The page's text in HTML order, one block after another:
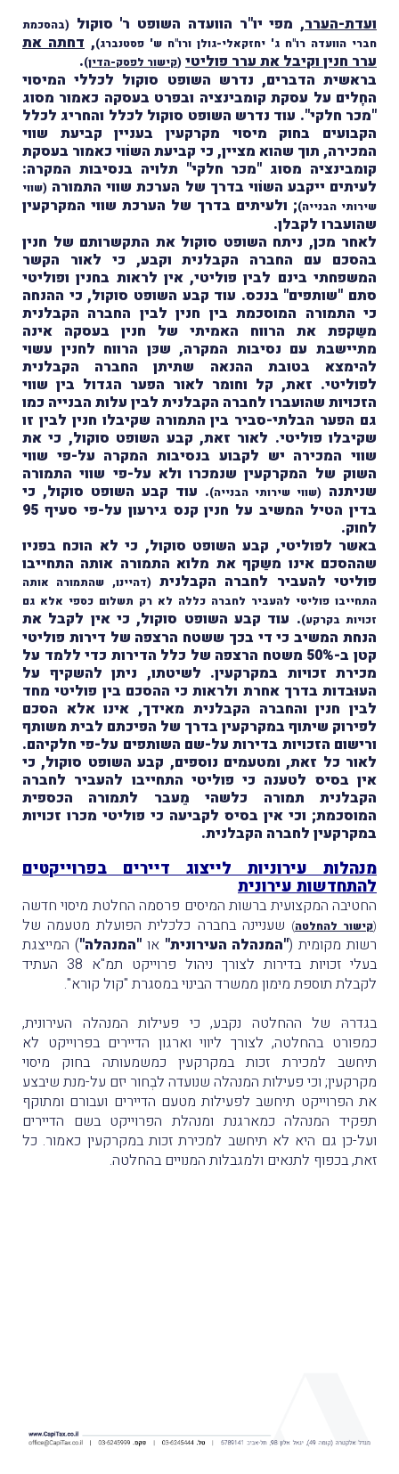
ועדת-הערר, מפי יו"ר הוועדה השופט ר' סוקול (בהסכמת
חברי הוועדה רו"ח ג' יחזקאלי-גולן ורו"ח ש' פסטנברג), דחתה את
ערר חנין וקיבל את ערר פוליטי (קישור לפסק-הדין)
.
בראשית הדברים, נדרש השופט סוקול לכללי המיסוי
החָלים על עסקת קומבינציה ובפרט בעסקה כאמור מסוג
"מכר חלקי". עוד נדרש השופט סוקול לכלל והחריג לכלל
הקבועים בחוק מיסוי מקרקעין בעניין קביעת שווי
המכירה, תוך שהוא מציין, כי קביעת השוֹוי כאמור בעסקת
קומבינציה מסוג "מכר חלקי" תלויה בנסיבות המקרה:
לעיתים ייקבע השוֹוי בדרך של הערכת שווי התמורה (שווי
שירותי הבנייה); ולעיתים בדרך של הערכת שווי המקרקעין
שהועברו לקבלן.
לאחר מכן, ניתח השופט סוקול את התקשרותם של חנין
בהסכם עם החברה הקבלנית וקבע, כי לאור הקשר
המשפחתי בינם לבין פוליטי, אין לראות בחנין ופוליטי
סתם "שותפים" בנכס. עוד קבע השופט סוקול, כי ההנחה
כי התמורה המוסכמת בין חנין לבין החברה הקבלנית
משַקפת את הרווח האמיתי של חנין בעסקה אינה
מתיישבת עם נסיבות המקרה, שכּן הרווח לחנין עשוי
להימצא בטובת ההנאה שתיתן החברה הקבלנית
לפוליטי. זאת, קל וחומר לאור הפער הגדול בין שווי
הזכויות שהועברו לחברה הקבלנית לבין עלות הבנייה כמו
גם הפער הבלתי-סביר בין התמורה שקיבלו חנין לבין זו
שקיבלו פוליטי. לאור זאת, קבע השופט סוקול, כי את
שווי המכירה יש לקבוע בנסיבות המקרה על-פי שווי
השוק של המקרקעין שנמכרו ולא על-פי שווי התמורה
שניתנה (שווי שירותי הבנייה). עוד קבע השופט סוקול, כי
בדין הטיל המשיב על חנין קנס גירעון על-פי סעיף 95
לחוק.
באשר לפוליטי, קבע השופט סוקול, כי לא הוכח בפניו
שההסכם אינו משַקף את מלוא התמורה אותה התחייבו
פוליטי להעביר לחברה הקבלנית (דהיינו, שהתמורה אותה
התחייבו פוליטי להעביר לחברה כללה לא רק תשלום כספי אלא גם
זכויות בקרקע). עוד קבע השופט סוקול, כי אין לקבל את
הנחת המשיב כי די בכך ששטח הרצפה של דירות פוליטי
קטן ב-50% משטח הרצפה של כלל הדירות כדי ללמד על
מכירת זכויות במקרקעין. לשיטתו, ניתן להשקיף על
העוּבדות בדרך אחרת ולראות כי ההסכם בין פוליטי מחד
לבין חנין והחברה הקבלנית מאידך, אינו אלא הסכם
לפירוק שיתוף במקרקעין בדרך של הפיכתם לבית משותף
ורישום הזכויות בדירות על-שם השותפים על-פי חלקיהם.
לאור כל זאת, ומטעמים נוספים, קבע השופט סוקול, כי
אין בסיס לטענה כי פוליטי התחייבו להעביר לחברה
הקבלנית תמורה כלשהי מֵעבר לתמורה הכספית
המוסכמת; וכי אין בסיס לקביעה כי פוליטי מכרו זכויות
במקרקעין לחברה הקבלנית.
מנהלות עירוניות לייצוג דיירים בפרוייקטים
להתחדשות עירונית
החטיבה המקצועית ברשות המיסים פרסמה החלטת מיסוי חדשה
(קישור להחלטה) שעניינה בחברה כלכלית הפועלת מטעמה של
רשות מקומית ("המנהלה העירונית"או"המנהלה") המייצגת
בעלי זכויות בדירות לצורך ניהול פרוייקט תמ"א 38 העתיד
לקבלת תוספת מימון ממשרד הבינוי במסגרת "קול קורא".
בגדרהּ של ההחלטה נקבע, כי פעילות המנהלה העירונית,
כמפורט בהחלטה, לצורך ליווי וארגון הדיירים בפרוייקט לא
תיחשב למכירת זכות במקרקעין כמשמעותה בחוק מיסוי
מקרקעין; וכי פעילות המנהלה שנועדה לבְחור יזם על-מנת שיבצע
את הפרוייקט תיחשב לפעילות מטעם הדיירים ועבורם ומתוקף
תפקיד המנהלה כמארגנת ומנהלת הפרוייקט בשם הדיירים
ועל-כן גם היא לא תיחשב למכירת זכות במקרקעין כאמור. כל
זאת, בכפוף לתנאים ולמגבלות המנויים בהחלטה.